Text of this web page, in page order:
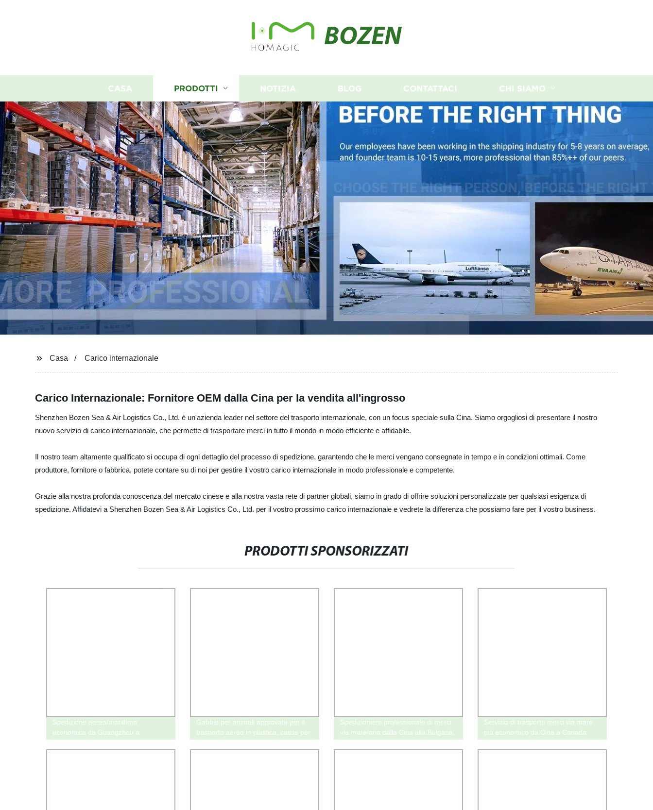
BOZEN
CASA PRODOTTI NOTIZIA BLOG CONTATTACI CHI SIAMO
Casa Carico internazionale
Carico Internazionale: Fornitore OEM dalla Cina per la vendita all'ingrosso
Shenzhen Bozen Sea & Air Logistics Co., Ltd. è un'azienda leader nel settore del trasporto internazionale, con un focus speciale sulla Cina. Siamo orgogliosi di presentare il nostro
nuovo servizio di carico internazionale, che permette di trasportare merci in tutto il mondo in modo efficiente e affidabile.
Il nostro team altamente qualificato si occupa di ogni dettaglio del processo di spedizione, garantendo che le merci vengano consegnate in tempo e in condizioni ottimali. Come
produttore, fornitore o fabbrica, potete contare su di noi per gestire il vostro carico internazionale in modo professionale e competente.
Grazie alla nostra profonda conoscenza del mercato cinese e alla nostra vasta rete di partner globali, siamo in grado di offrire soluzioni personalizzate per qualsiasi esigenza di
spedizione. Affidatevi a Shenzhen Bozen Sea & Air Logistics Co., Ltd. per il vostro prossimo carico internazionale e vedrete la differenza che possiamo fare per il vostro business.
PRODOTTI SPONSORIZZATI
Spedizione aerea/marittima
economica da Guangzhou a
Gabbie per animali approvate per il
trasporto aereo in plastica, casse per
XXXL, trasportini per animali portatili
Spedizioniere professionale di merci
via mare/aria dalla Cina alla Bulgaria,
DDP/DDU. Esperto di logistica
Servizio di trasporto merci via mare
più economico da Cina a Canada